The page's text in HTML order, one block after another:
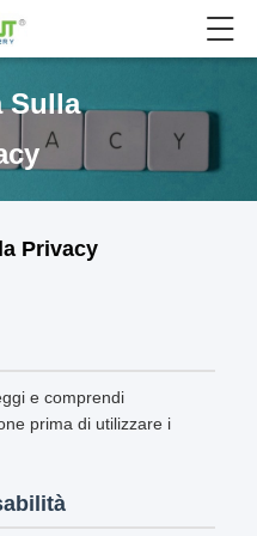
Sulla
Privacy
e comprendi
prima di utilizzare i